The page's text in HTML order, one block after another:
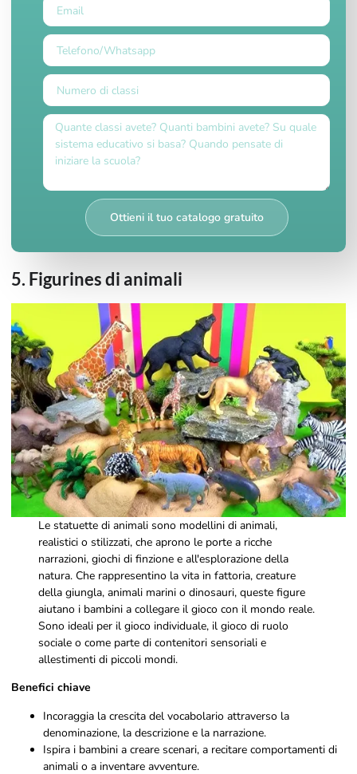
Ottieni il tuo catalogo gratuito
5. Figurines di animali
Le statuette di animali sono modellini di animali,
realistici o stilizzati, che aprono le porte a ricche
narrazioni, giochi di finzione e all'esplorazione della
natura. Che rappresentino la vita in fattoria, creature
della giungla, animali marini o dinosauri, queste figure
aiutano i bambini a collegare il gioco con il mondo reale.
Sono ideali per il gioco individuale, il gioco di ruolo
sociale o come parte di contenitori sensoriali e
allestimenti di piccoli mondi.
Benefici chiave
Incoraggia la crescita del vocabolario attraverso la
denominazione, la descrizione e la narrazione.
Ispira i bambini a creare scenari, a recitare comportamenti di
animali o a inventare avventure.